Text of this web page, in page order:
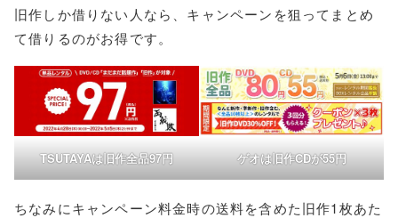
旧作しか借りない人なら、キャンペーンを狙ってまとめ
て借りるのがお得です。
TSUTAYAは旧作全品97円 ゲオは旧作CDが55円
ちなみにキャンペーン料金時の送料を含めた旧作1枚あた